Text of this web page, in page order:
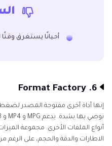
أحيانًا يستغرق وقتًا
6. Format Factory
إنها أداة أخرى مفتوحة المصدر
أنواع الملفات الأخرى. مجموعة
الاطارات والدقة والحجم، على الرغم